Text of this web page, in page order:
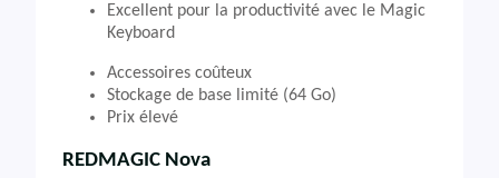
Excellent pour la productivité avec le Magic
Keyboard
Accessoires coûteux
Stockage de base limité (64 Go)
Prix élevé
REDMAGIC Nova